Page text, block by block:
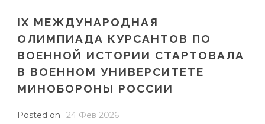
IX МЕЖДУНАРОДНАЯ
ОЛИМПИАДА КУРСАНТОВ ПО
ВОЕННОЙ ИСТОРИИ СТАРТОВАЛА
В ВОЕННОМ УНИВЕРСИТЕТЕ
МИНОБОРОНЫ РОССИИ
Posted on
24 Фев 2026